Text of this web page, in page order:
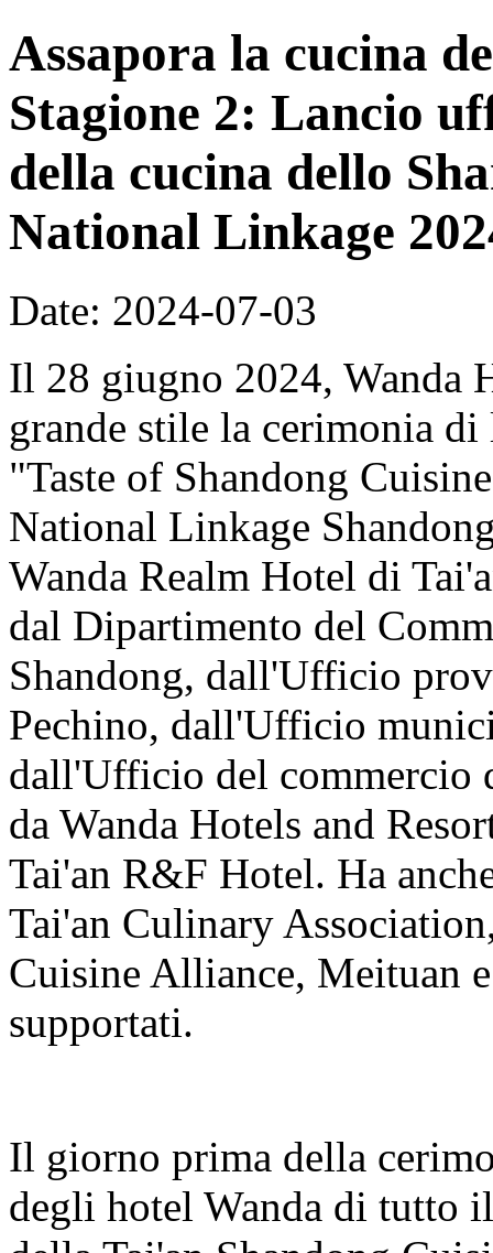
Assapora la cucina
Stagione 2: Lancio
della cucina dello
National Linkage
Date: 2024-07-03
Il 28 giugno 2024, Wanda
grande stile la cerimonia
"Taste of Shandong
National Linkage
Wanda Realm Hotel di
dal Dipartimento del
Shandong, dall'Ufficio
Pechino, dall'Ufficio
dall'Ufficio del commercio
da Wanda Hotels and
Tai'an R&F Hotel. Ha
Tai'an Culinary
Cuisine Alliance, Meituan
supportati.
Il giorno prima della
degli hotel Wanda di tutto